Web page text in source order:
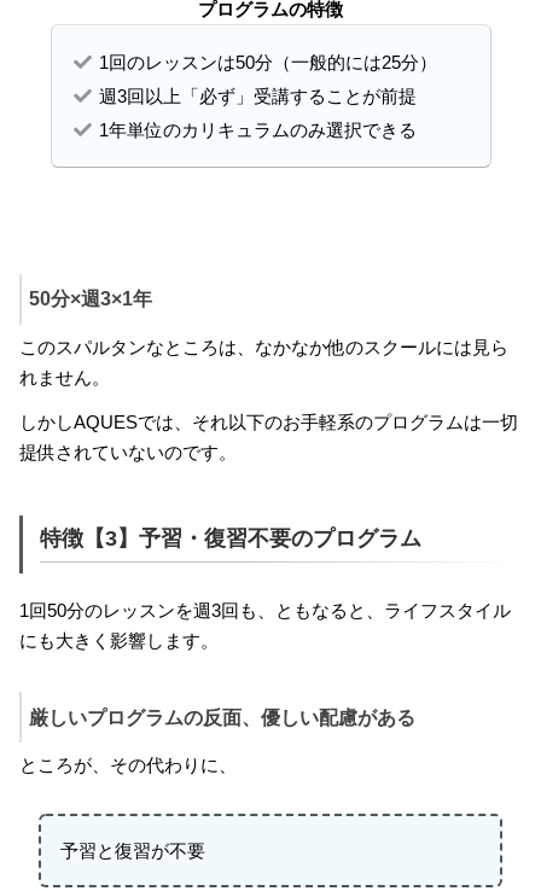
プログラムの特徴
1回のレッスンは50分（一般的には25分）
週3回以上「必ず」受講することが前提
1年単位のカリキュラムのみ選択できる
50分×週3×1年
このスパルタンなところは、なかなか他のスクールには見ら
れません。
しかしAQUESでは、それ以下のお手軽系のプログラムは一切
提供されていないのです。
特徴【3】予習・復習不要のプログラム
1回50分のレッスンを週3回も、ともなると、ライフスタイル
にも大きく影響します。
厳しいプログラムの反面、優しい配慮がある
ところが、その代わりに、
予習と復習が不要